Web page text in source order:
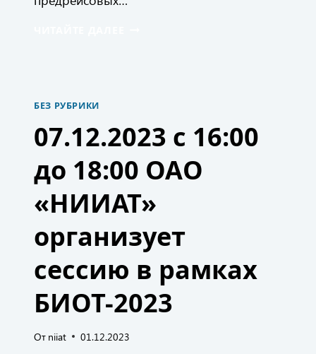
ОСМОТРОВ
БЕЗ РУБРИКИ
07.12.2023 с 16:00
до 18:00 ОАО
«НИИАТ»
организует
сессию в рамках
БИОТ-2023
От niiat 01.12.2023